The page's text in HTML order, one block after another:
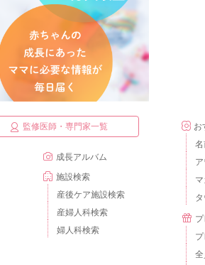
監修医師・専門家一覧
成長アルバム
施設検索
産後ケア施設検索
産婦人科検索
婦人科検索
お
全